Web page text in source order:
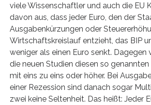
viele Wissenschaftler und auch die EU
davon aus, dass jeder Euro, den der
Ausgabenkürzungen oder
Wirtschaftskreislauf entzieht, das BIP
weniger als einen Euro senkt. Dagegen
die neuen Studien diesen so
mit eins zu eins oder höher. Bei
einer Rezession sind danach sogar
zwei keine Seltenheit. Das heißt: Jeder